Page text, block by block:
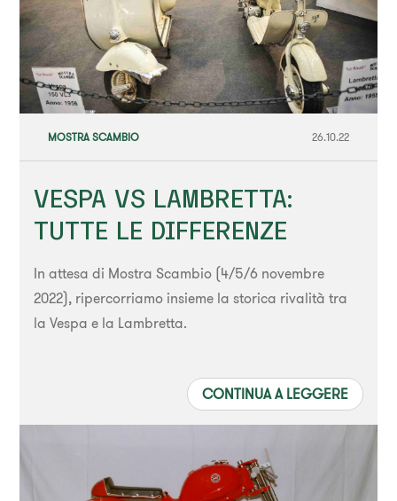
MOSTRA SCAMBIO 26.10.22
VESPA VS LAMBRETTA:
TUTTE LE DIFFERENZE
In attesa di Mostra Scambio (4/5/6 novembre
2022), ripercorriamo insieme la storica rivalità tra
la Vespa e la Lambretta.
CONTINUA A LEGGERE